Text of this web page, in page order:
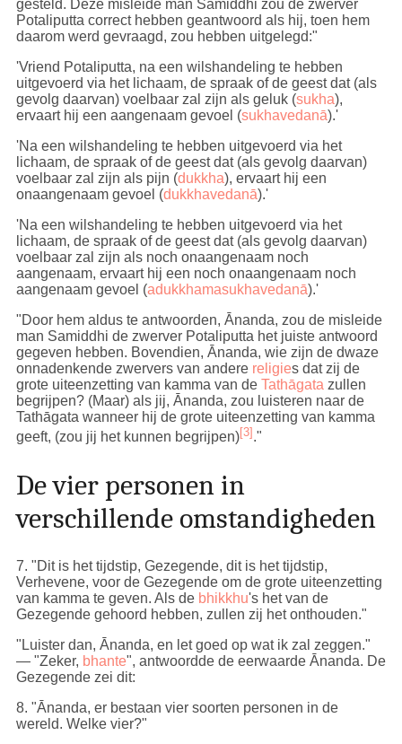
gesteld. Deze misleide man Samiddhi zou de zwerver
Potaliputta correct hebben geantwoord als hij, toen hem
daarom werd gevraagd, zou hebben uitgelegd:"
'Vriend Potaliputta, na een wilshandeling te hebben
uitgevoerd via het lichaam, de spraak of de geest dat (als
gevolg daarvan) voelbaar zal zijn als geluk (sukha),
ervaart hij een aangenaam gevoel (sukhavedanā).'
'Na een wilshandeling te hebben uitgevoerd via het
lichaam, de spraak of de geest dat (als gevolg daarvan)
voelbaar zal zijn als pijn (dukkha), ervaart hij een
onaangenaam gevoel (dukkhavedanā).'
'Na een wilshandeling te hebben uitgevoerd via het
lichaam, de spraak of de geest dat (als gevolg daarvan)
voelbaar zal zijn als noch onaangenaam noch
aangenaam, ervaart hij een noch onaangenaam noch
aangenaam gevoel (adukkhamasukhavedanā).'
"Door hem aldus te antwoorden, Ānanda, zou de misleide
man Samiddhi de zwerver Potaliputta het juiste antwoord
gegeven hebben. Bovendien, Ānanda, wie zijn de dwaze
onnadenkende zwervers van andere religies dat zij de
grote uiteenzetting van kamma van de Tathāgata zullen
begrijpen? (Maar) als jij, Ānanda, zou luisteren naar de
Tathāgata wanneer hij de grote uiteenzetting van kamma
geeft, (zou jij het kunnen begrijpen)[3]."
De vier personen in
verschillende omstandigheden
7. "Dit is het tijdstip, Gezegende, dit is het tijdstip,
Verhevene, voor de Gezegende om de grote uiteenzetting
van kamma te geven. Als de bhikkhu's het van de
Gezegende gehoord hebben, zullen zij het onthouden."
"Luister dan, Ānanda, en let goed op wat ik zal zeggen."
— "Zeker, bhante", antwoordde de eerwaarde Ānanda. De
Gezegende zei dit:
8. "Ānanda, er bestaan vier soorten personen in de
wereld. Welke vier?"